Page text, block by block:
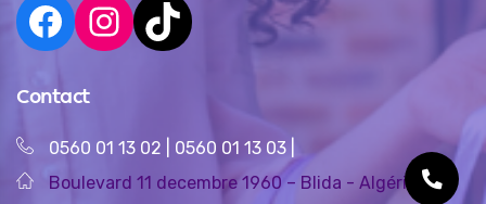
Contact
0560 01 13 02 0560 01 13 03
Boulevard 11 decembre 1960 – Blida - Algérie